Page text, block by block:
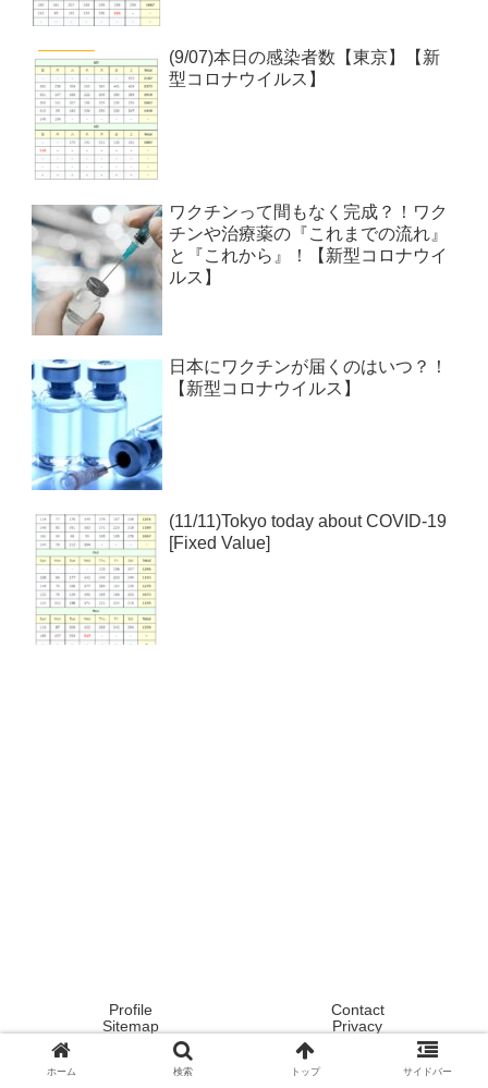
(9/07)本日の感染者数【東京】【新
型コロナウイルス】
ワクチンって間もなく完成？！ワク
チンや治療薬の『これまでの流れ』
と『これから』！【新型コロナウイ
ルス】
日本にワクチンが届くのはいつ？！
【新型コロナウイルス】
(11/11)Tokyo today about COVID-19
[Fixed Value]
Profile
Contact
Sitemap
Privacy
Copyright © 2020 Tokyo ! Japan ! Life now ! All Rights Reserved.
ホーム 検索 トップ サイドバー